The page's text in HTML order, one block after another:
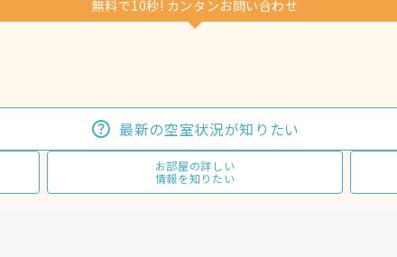
無料で10秒! カンタンお問い合わせ
最新の空室状況が知りたい
お部屋の詳しい
情報を知りたい